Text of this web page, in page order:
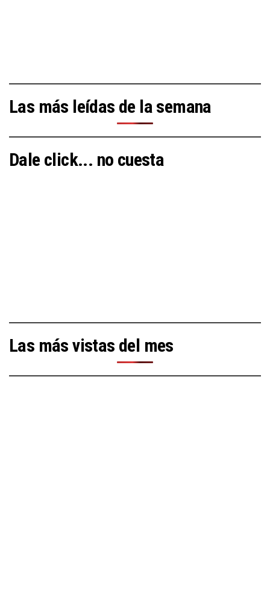
Las más leídas de la semana
Dale click... no cuesta
Las más vistas del mes